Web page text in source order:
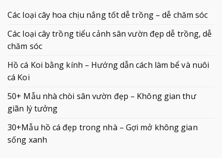
Các loại cây hoa chịu nắng tốt dễ trồng – dễ chăm sóc
Các loại cây trồng tiểu cảnh sân vườn đẹp dễ trồng, dễ
chăm sóc
Hồ cá Koi bằng kính – Hướng dẫn cách làm bể và nuôi
cá Koi
50+ Mẫu nhà chòi sân vườn đẹp – Không gian thư
giãn lý tưởng
30+Mẫu hồ cá đẹp trong nhà – Gợi mở không gian
sống xanh